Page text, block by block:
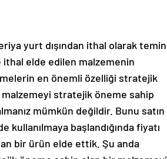
yurt dışından ithal olarak temin
ithal elde edilen malzemenin
en önemli özelliği stratejik
malzemeyi stratejik öneme sahip
mümkün değildir. Bunu satın
kullanılmaya başlandığında fiyatı
bir ürün elde ettik. Şu anda